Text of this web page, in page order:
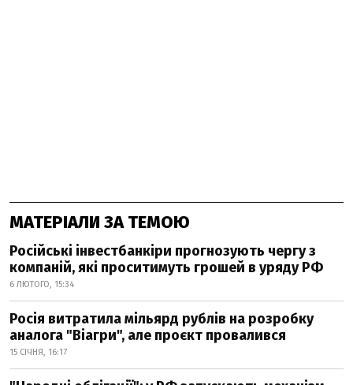
МАТЕРІАЛИ ЗА ТЕМОЮ
Російські інвестбанкіри прогнозують чергу з
компаній, які проситимуть грошей в уряду РФ
6 ЛЮТОГО, 15:34
Росія витратила мільярд рублів на розробку
аналога "Віагри", але проєкт провалився
15 СІЧНЯ, 16:17